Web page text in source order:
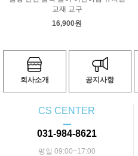
교재 교구
16,900원
회사소개 공지사항
CS CENTER
ㅡ
031-984-8621
평일 09:00~17:00